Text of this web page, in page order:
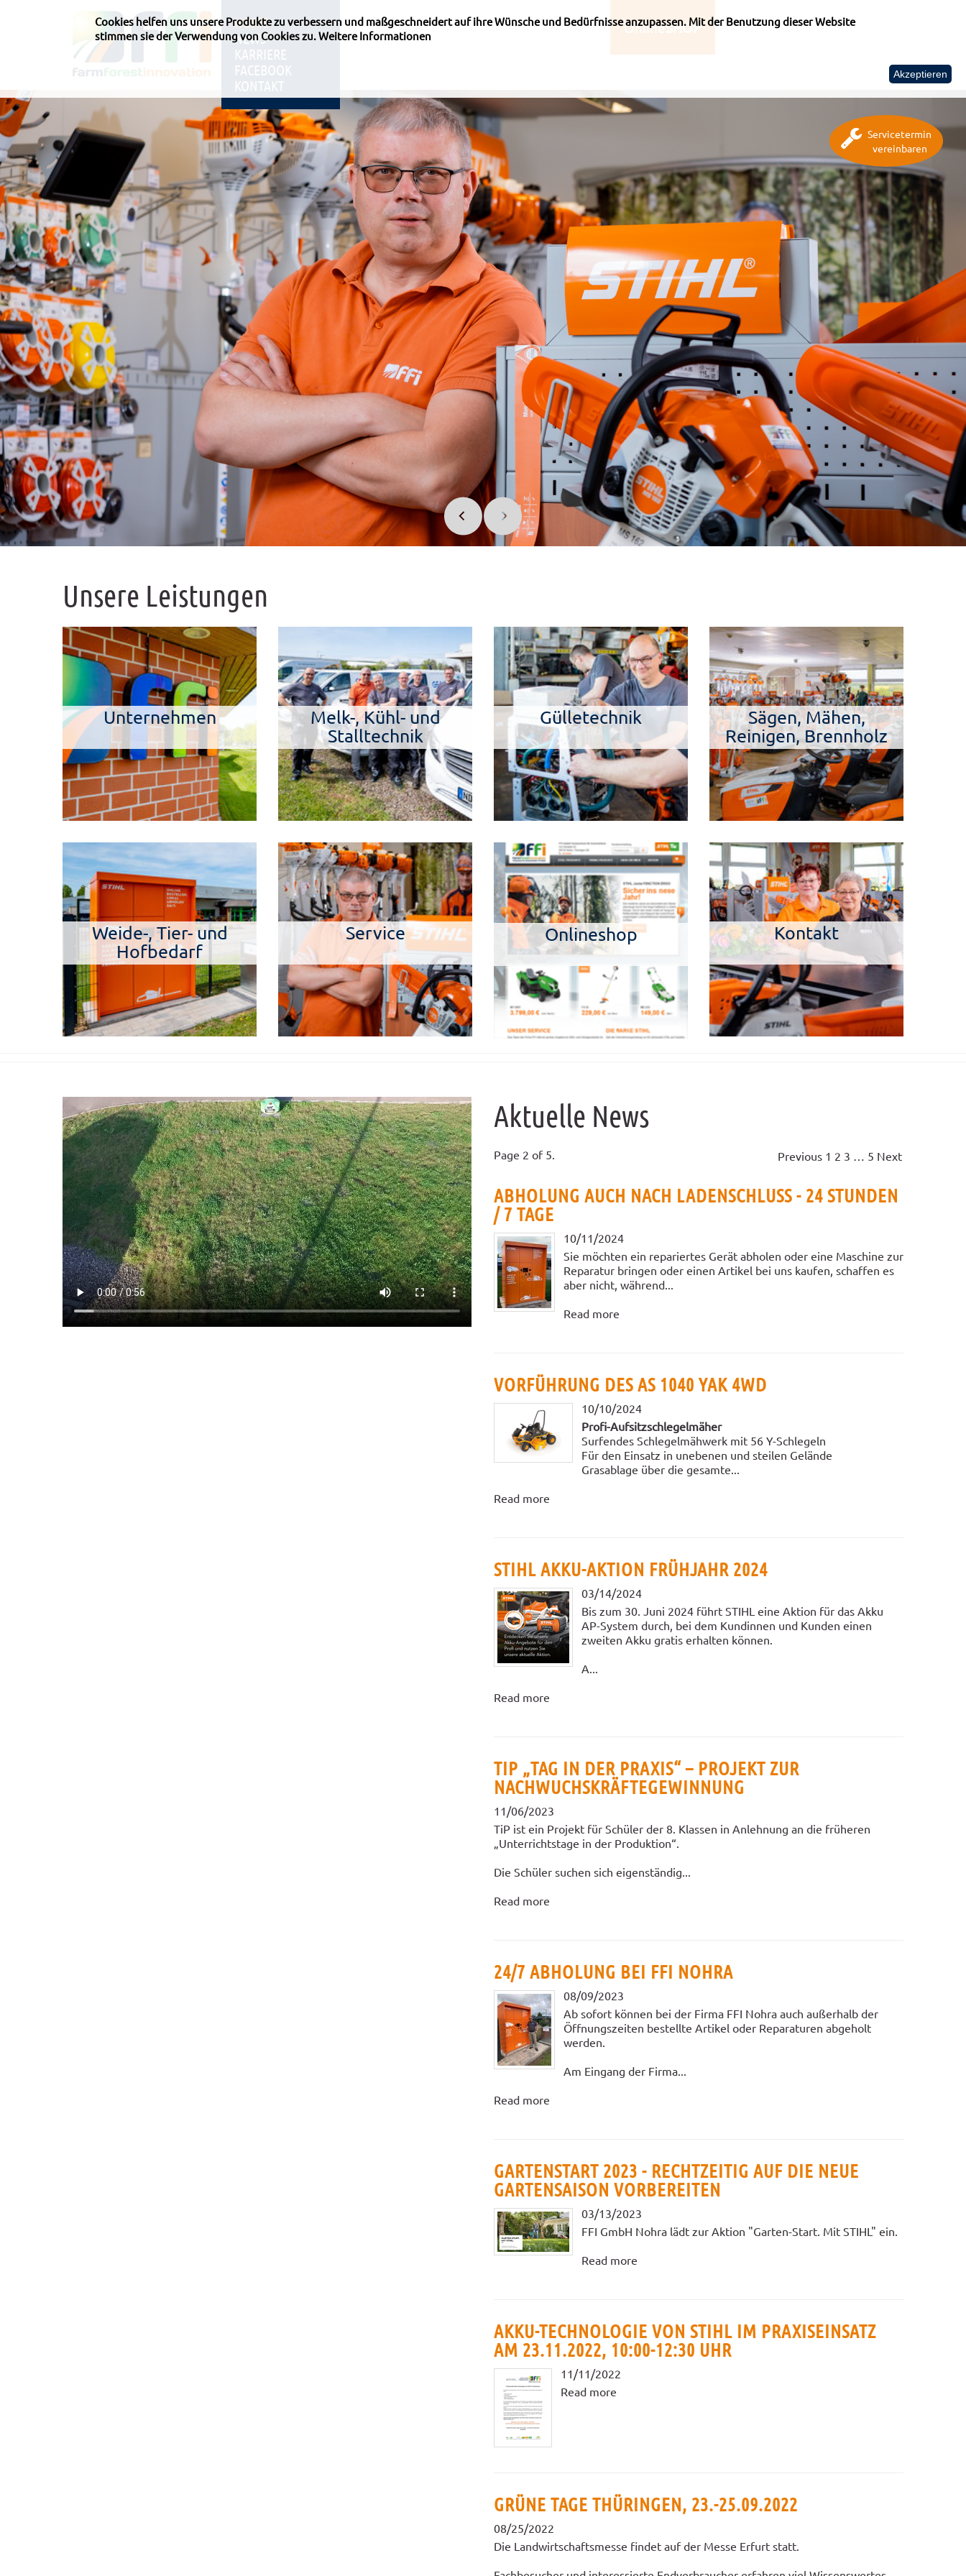
Cookies helfen uns unsere Produkte zu verbessern und maßgeschneidert auf ihre Wünsche und Bedürfnisse anzupassen. Mit der Benutzung dieser Website
stimmen sie der Verwendung von Cookies zu.Weitere Informationen
Akzeptieren
HOME
NEWS
OnlineSHOP
Servicetermin
vereinbaren
Unsere Leistungen
Unternehmen
Melk-, Kühl- und
Stalltechnik
Gülletechnik
Sägen, Mähen,
Reinigen, Brennholz
Weide-, Tier- und
Hofbedarf
Service Onlineshop Kontakt
Video
Aktuelle News
Page 2 of 5. Previous 1 2 3 … 5 Next
ABHOLUNG AUCH NACH LADENSCHLUSS - 24 STUNDEN
/ 7 TAGE
10/11/2024
Sie möchten ein repariertes Gerät abholen oder eine Maschine zur
Reparatur bringen oder einen Artikel bei uns kaufen, schaffen es
aber nicht, während...
Read more
VORFÜHRUNG DES AS 1040 YAK 4WD
10/10/2024
Profi-Aufsitzschlegelmäher
Surfendes Schlegelmähwerk mit 56 Y-Schlegeln
Für den Einsatz in unebenen und steilen Gelände
Grasablage über die gesamte...
Read more
STIHL AKKU-AKTION FRÜHJAHR 2024
03/14/2024
Bis zum 30. Juni 2024 führt STIHL eine Aktion für das Akku
AP-System durch, bei dem Kundinnen und Kunden einen
zweiten Akku gratis erhalten können.
A...
Read more
TIP „TAG IN DER PRAXIS“ – PROJEKT ZUR
NACHWUCHSKRÄFTEGEWINNUNG
11/06/2023
TiP ist ein Projekt für Schüler der 8. Klassen in Anlehnung an die früheren
„Unterrichtstage in der Produktion“.
Die Schüler suchen sich eigenständig...
Read more
24/7 ABHOLUNG BEI FFI NOHRA
08/09/2023
Ab sofort können bei der Firma FFI Nohra auch außerhalb der
Öffnungszeiten bestellte Artikel oder Reparaturen abgeholt
werden.
Am Eingang der Firma...
Read more
GARTENSTART 2023 - RECHTZEITIG AUF DIE NEUE
GARTENSAISON VORBEREITEN
03/13/2023
FFI GmbH Nohra lädt zur Aktion "Garten-Start. Mit STIHL" ein.
Read more
AKKU-TECHNOLOGIE VON STIHL IM PRAXISEINSATZ
AM 23.11.2022, 10:00-12:30 UHR
11/11/2022
Read more
GRÜNE TAGE THÜRINGEN, 23.-25.09.2022
08/25/2022
Die Landwirtschaftsmesse findet auf der Messe Erfurt statt.